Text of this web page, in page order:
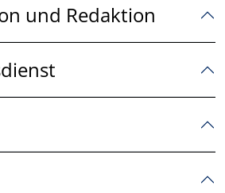
und Redaktion